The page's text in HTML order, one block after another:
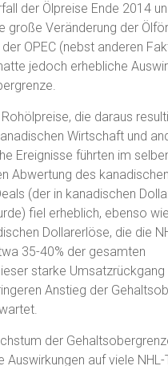
der Ölpreise Ende 2014
große Veränderung der
OPEC (nebst anderen
jedoch erhebliche
die daraus
Wirtschaft und
Ereignisse führten im
Abwertung des
(der in kanadischen
fiel erheblich, ebenso
Dollarerlöse, die die
35-40% der gesamten
starke Umsatzrückgang
Anstieg der
der
Auswirkungen auf viele